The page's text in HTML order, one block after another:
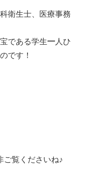
衛生士、医療事務
である学生一 人ひ
です！
ご覧くださいね♪